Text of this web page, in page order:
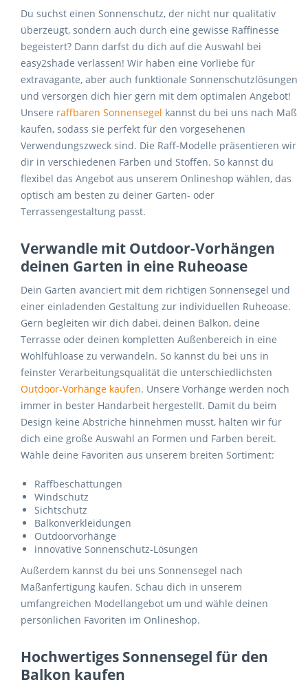
Du suchst einen Sonnenschutz, der nicht nur qualitativ
überzeugt, sondern auch durch eine gewisse Raffinesse
begeistert? Dann darfst du dich auf die Auswahl bei
easy2shade verlassen! Wir haben eine Vorliebe für
extravagante, aber auch funktionale Sonnenschutzlösungen
und versorgen dich hier gern mit dem optimalen Angebot!
Unsere raffbaren Sonnensegel kannst du bei uns nach Maß
kaufen, sodass sie perfekt für den vorgesehenen
Verwendungszweck sind. Die Raff-Modelle präsentieren wir
dir in verschiedenen Farben und Stoffen. So kannst du
flexibel das Angebot aus unserem Onlineshop wählen, das
optisch am besten zu deiner Garten- oder
Terrassengestaltung passt.
Verwandle mit Outdoor-Vorhängen
deinen Garten in eine Ruheoase
Dein Garten avanciert mit dem richtigen Sonnensegel und
einer einladenden Gestaltung zur individuellen Ruheoase.
Gern begleiten wir dich dabei, deinen Balkon, deine
Terrasse oder deinen kompletten Außenbereich in eine
Wohlfühloase zu verwandeln. So kannst du bei uns in
feinster Verarbeitungsqualität die unterschiedlichsten
Outdoor-Vorhänge kaufen. Unsere Vorhänge werden noch
immer in bester Handarbeit hergestellt. Damit du beim
Design keine Abstriche hinnehmen musst, halten wir für
dich eine große Auswahl an Formen und Farben bereit.
Wähle deine Favoriten aus unserem breiten Sortiment:
Raffbeschattungen
Windschutz
Sichtschutz
Balkonverkleidungen
Outdoorvorhänge
innovative Sonnenschutz-Lösungen
Außerdem kannst du bei uns Sonnensegel nach
Maßanfertigung kaufen. Schau dich in unserem
umfangreichen Modellangebot um und wähle deinen
persönlichen Favoriten im Onlineshop.
Hochwertiges Sonnensegel für den
Balkon kaufen